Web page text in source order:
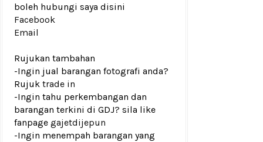
boleh hubungi saya disini
Facebook
Email
Rujukan tambahan
-Ingin jual barangan fotografi anda?
Rujuk trade in
-Ingin tahu perkembangan dan
barangan terkini di GDJ? sila like
fanpage gajetdijepun
-Ingin menempah barangan yang